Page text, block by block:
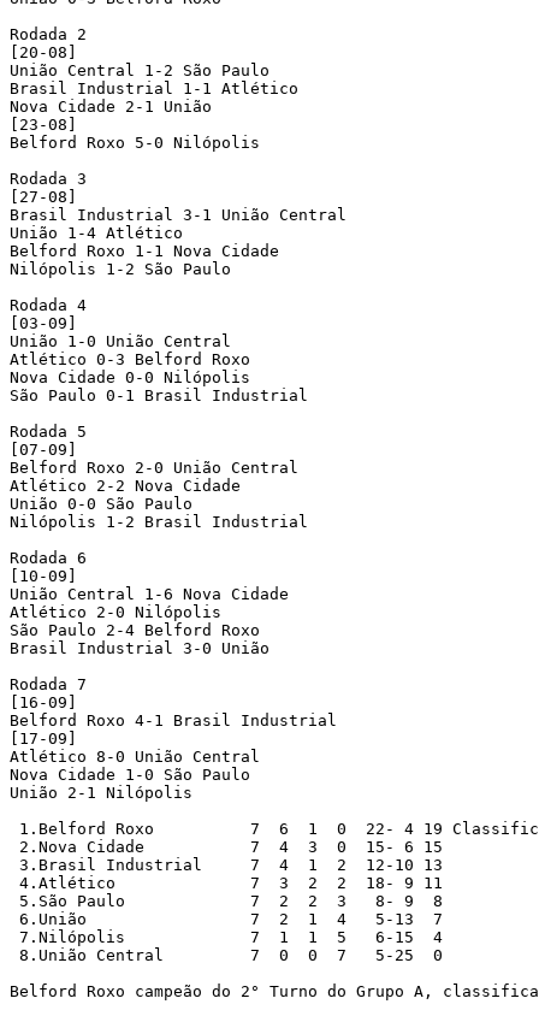
Rodada 2
[20-08]
União Central 1-2 São Paulo
Brasil Industrial 1-1 Atlético
Nova Cidade 2-1 União
[23-08]
Belford Roxo 5-0 Nilópolis
Rodada 3
[27-08]
Brasil Industrial 3-1 União Central
União 1-4 Atlético
Belford Roxo 1-1 Nova Cidade
Nilópolis 1-2 São Paulo
Rodada 4
[03-09]
União 1-0 União Central
Atlético 0-3 Belford Roxo
Nova Cidade 0-0 Nilópolis
São Paulo 0-1 Brasil Industrial
Rodada 5
[07-09]
Belford Roxo 2-0 União Central
Atlético 2-2 Nova Cidade
União 0-0 São Paulo
Nilópolis 1-2 Brasil Industrial
Rodada 6
[10-09]
União Central 1-6 Nova Cidade
Atlético 2-0 Nilópolis
São Paulo 2-4 Belford Roxo
Brasil Industrial 3-0 União
Rodada 7
[16-09]
Belford Roxo 4-1 Brasil Industrial
[17-09]
Atlético 8-0 União Central
Nova Cidade 1-0 São Paulo
União 2-1 Nilópolis
1.Belford Roxo		 7  6  1  0  22- 4 19 Classificado
2.Nova Cidade		 7  4  3  0  15- 6 15
3.Brasil Industrial	 7  4  1  2  12-10 13
4.Atlético		 7  3  2  2  18- 9 11
5.São Paulo		 7  2  2  3   8- 9  8
6.União		 7  2  1  4   5-13  7
7.Nilópolis		 7  1  1  5   6-15  4
8.União Central	 7  0  0  7   5-25  0
Belford Roxo campeão do 2° Turno do Grupo A,